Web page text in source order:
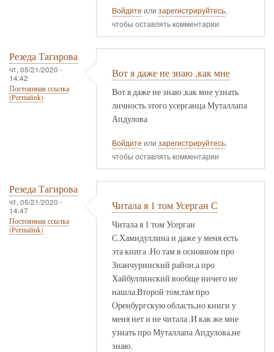
Войдите или зарегистрируйтесь,
чтобы оставлять комментарии
Резеда Тагирова
чт, 05/21/2020 -
14:42
Постоянная ссылка
(Permalink)
Вот я даже не знаю ,как мне
Вот я даже не знаю ,как мне узнать
личность этого усерганца Муталлапа
Апдулова
Войдите или зарегистрируйтесь,
чтобы оставлять комментарии
Резеда Тагирова
чт, 05/21/2020 -
14:47
Постоянная ссылка
(Permalink)
Читала я 1 том Усерган С
Читала я 1 том Усерган
С.Хамидуллина и даже у меня есть
эта книга .Но там в основном про
Зианчуринский район,а про
Хайбуллинский вообще ничего не
нашла.Второй том,там про
Оренбургскую область,но книги у
меня нет и не читала .И как же мне
узнать про Муталлапа Апдулова,не
знаю.